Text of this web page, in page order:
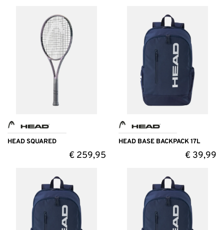
HEAD SQUARED
€259,95
HEAD BASE BACKPACK 17L
€ 39,99